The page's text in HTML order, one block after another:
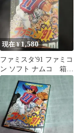
現在 ¥1,580
ファミスタ'91 ファミコ
ン ソフト ナムコ 箱付
き